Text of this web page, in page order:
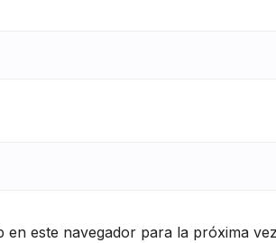
este navegador para la próxima